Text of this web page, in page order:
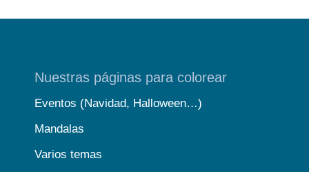
Nuestras páginas para colorear
Eventos (Navidad, Halloween…)
Mandalas
Varios temas